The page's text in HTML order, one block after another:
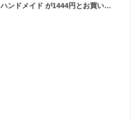
ハンドメイド が1444円とお買い